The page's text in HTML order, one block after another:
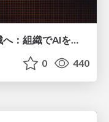
AI駆動開発は個人技からチーム戦へ：組織でAIを使いこなすための実践設計
0 440